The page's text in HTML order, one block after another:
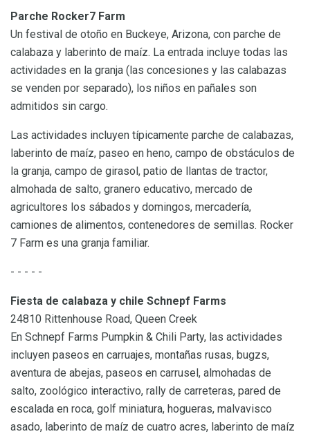
Parche Rocker7 Farm
Un festival de otoño en Buckeye, Arizona, con parche de
calabaza y laberinto de maíz. La entrada incluye todas las
actividades en la granja (las concesiones y las calabazas
se venden por separado), los niños en pañales son
admitidos sin cargo.
Las actividades incluyen típicamente parche de calabazas,
laberinto de maíz, paseo en heno, campo de obstáculos de
la granja, campo de girasol, patio de llantas de tractor,
almohada de salto, granero educativo, mercado de
agricultores los sábados y domingos, mercadería,
camiones de alimentos, contenedores de semillas. Rocker
7 Farm es una granja familiar.
- - - - -
Fiesta de calabaza y chile Schnepf Farms
24810 Rittenhouse Road, Queen Creek
En Schnepf Farms Pumpkin & Chili Party, las actividades
incluyen paseos en carruajes, montañas rusas, bugzs,
aventura de abejas, paseos en carrusel, almohadas de
salto, zoológico interactivo, rally de carreteras, pared de
escalada en roca, golf miniatura, hogueras, malvavisco
asado, laberinto de maíz de cuatro acres, laberinto de maíz